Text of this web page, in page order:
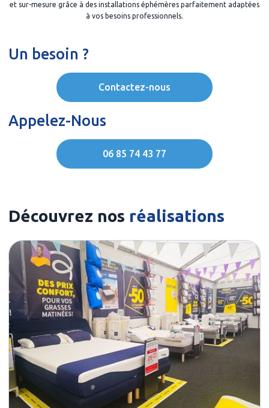
et sur-mesure grâce à des installations éphémères parfaitement adaptées
à vos besoins professionnels.
Un besoin ?
Contactez-nous
Appelez-Nous
06 85 74 43 77
Découvrez nos réalisations